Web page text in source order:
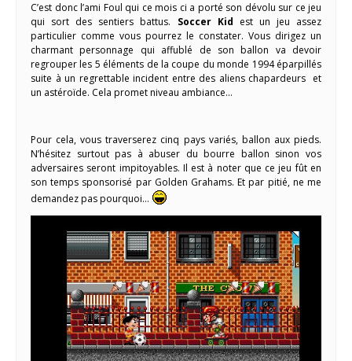
C’est donc l’ami Foul qui ce mois ci a porté son dévolu sur ce jeu
qui sort des sentiers battus. Soccer Kid est un jeu assez
particulier comme vous pourrez le constater. Vous dirigez un
charmant personnage qui affublé de son ballon va devoir
regrouper les 5 éléments de la coupe du monde 1994 éparpillés
suite à un regrettable incident entre des aliens chapardeurs et
un astéroïde. Cela promet niveau ambiance…
Pour cela, vous traverserez cinq pays variés, ballon aux pieds.
N’hésitez surtout pas à abuser du bourre ballon sinon vos
adversaires seront impitoyables. Il est à noter que ce jeu fût en
son temps sponsorisé par Golden Grahams. Et par pitié, ne me
demandez pas pourquoi…